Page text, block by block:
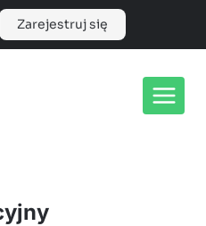
Zarejestruj się